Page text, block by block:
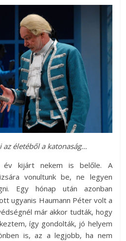
az életéből a katonaság…
év kijárt nekem is belőle. A
vonultunk be, ne legyen
Egy hónap után azonban
ugyanis Haumann Péter volt a
már akkor tudták, hogy
így gondolták, jó helyem
is, az a legjobb, ha nem